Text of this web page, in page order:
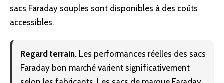
sacs Faraday souples sont disponibles à des coûts
accessibles.
Regard terrain. Les performances réelles des sacs
Faraday bon marché varient significativement